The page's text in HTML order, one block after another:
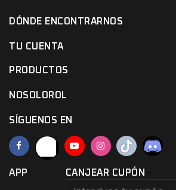
DÓNDE ENCONTRARNOS
TU CUENTA
PRODUCTOS
NOSOLOROL
SÍGUENOS EN
APP CANJEAR CUPÓN